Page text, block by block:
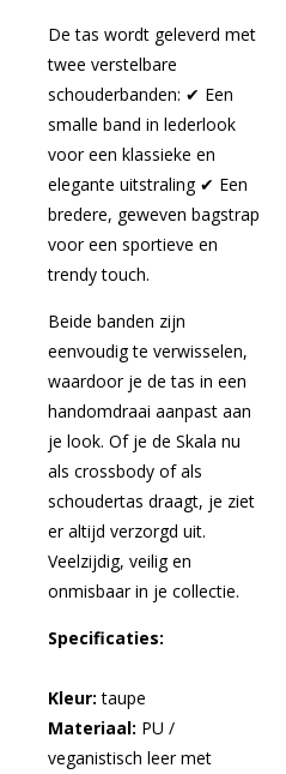
De tas wordt geleverd met
twee verstelbare
schouderbanden: ✔ Een
smalle band in lederlook
voor een klassieke en
elegante uitstraling ✔ Een
bredere, geweven bagstrap
voor een sportieve en
trendy touch.
Beide banden zijn
eenvoudig te verwisselen,
waardoor je de tas in een
handomdraai aanpast aan
je look. Of je de Skala nu
als crossbody of als
schoudertas draagt, je ziet
er altijd verzorgd uit.
Veelzijdig, veilig en
onmisbaar in je collectie.
Specificaties:
Kleur: taupe
Materiaal: PU /
veganistisch leer met